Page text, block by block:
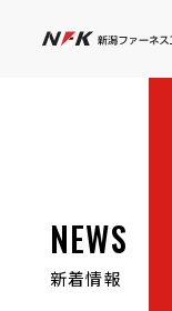
NEWS
新着情報